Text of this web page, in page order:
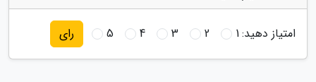
امتیاز دهید:1
2
3
4
5 رای